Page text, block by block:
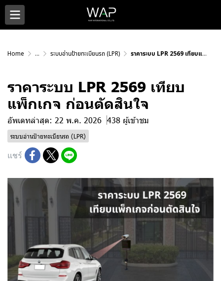
Home ... ระบบอ่านป้ายทะเบียนรถ (LPR) ราคาระบบ LPR 2569 เทียบแพ็กเกจ ก่อนตัดสินใจ
ราคาระบบ LPR 2569 เทียบ
แพ็กเกจ ก่อนตัดสินใจ
อัพเดทล่าสุด: 22 พ.ค. 2026 438 ผู้เข้าชม
ระบบอ่านป้ายทะเบียนรถ (LPR)
แชร์